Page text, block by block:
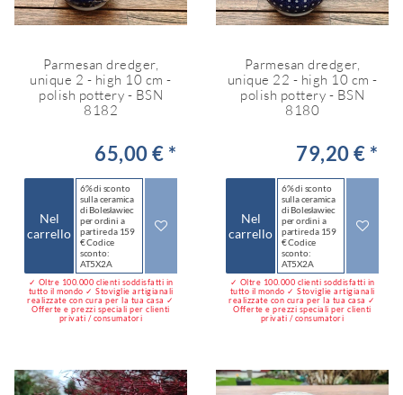
Parmesan dredger,
unique 2 - high 10 cm -
polish pottery - BSN
8182
65,00 € *
Nel
carrello
6% di sconto
sulla ceramica
di Bolesławiec
per ordini a
partire da 159
€ Codice
sconto:
AT5X2A
✓ Oltre 100.000 clienti soddisfatti in
tutto il mondo ✓ Stoviglie artigianali
realizzate con cura per la tua casa ✓
Offerte e prezzi speciali per clienti
privati / consumatori
Parmesan dredger,
unique 22 - high 10 cm -
polish pottery - BSN
8180
79,20 € *
Nel
carrello
6% di sconto
sulla ceramica
di Bolesławiec
per ordini a
partire da 159
€ Codice
sconto:
AT5X2A
✓ Oltre 100.000 clienti soddisfatti in
tutto il mondo ✓ Stoviglie artigianali
realizzate con cura per la tua casa ✓
Offerte e prezzi speciali per clienti
privati / consumatori